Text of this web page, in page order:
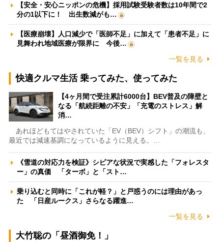
【安全・安心ニッポンの危機】採用試験受験者数は10年間で2
分の1以下に！ 出生数減がも…
【医療崩壊】人口減少で「医師不足」に加えて「患者不足」に
見舞われ地域医療が限界に 今後…
一覧を見る
快適クルマ生活 乗ってみた、使ってみた
【4ヶ月間で受注累計6000台】BEV普及の障壁と
なる「航続距離の不安」「充電のストレス」解
消…
あれほどもてはやされていた「EV（BEV）シフト」の潮流も、
最近では減速基調になっているように見える。…
《雪道の対応力を検証》シビアな状況で実感した「フォレスタ
ー」の真価 「ターボ」と「スト…
乗り込むと同時に「これが軽？」と戸惑うのには理由があっ
た 「日産ルークス」さらなる躍進…
一覧を見る
大竹聡の「昼酒御免！」